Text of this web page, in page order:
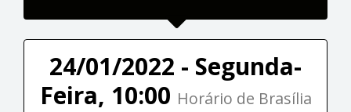
24/01/2022 - Segunda-
Feira, 10:00 Horário de Brasília